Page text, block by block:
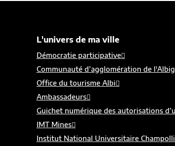
L'univers de ma ville
Démocratie participative
Communauté d’agglomération de
Office du tourisme Albi
Ambassadeurs
Guichet numérique des autorisations
IMT Mines
Institut National Universitaire